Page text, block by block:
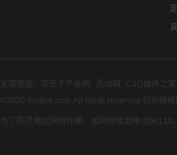
友情链接: 房天下产业网 活动网 C4D插件之家
©2020 fongce.com.All rights reserved 杭州烽格
为了防范电信网络诈骗，如网民接到电话96110